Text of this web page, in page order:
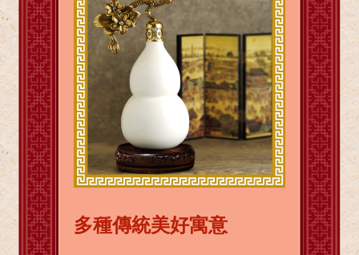
多種傳統美好寓意